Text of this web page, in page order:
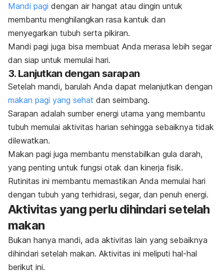
Mandi pagi dengan air hangat atau dingin untuk
membantu menghilangkan rasa kantuk dan
menyegarkan tubuh serta pikiran.
Mandi pagi juga bisa membuat Anda merasa lebih segar
dan siap untuk memulai hari.
3. Lanjutkan dengan sarapan
Setelah mandi, barulah Anda dapat melanjutkan dengan
makan pagi yang sehat dan seimbang.
Sarapan adalah sumber energi utama yang membantu
tubuh memulai aktivitas harian sehingga sebaiknya tidak
dilewatkan.
Makan pagi juga membantu menstabilkan gula darah,
yang penting untuk fungsi otak dan kinerja fisik.
Rutinitas ini membantu memastikan Anda memulai hari
dengan tubuh yang terhidrasi, segar, dan penuh energi.
Aktivitas yang perlu dihindari setelah
makan
Bukan hanya mandi, ada aktivitas lain yang sebaiknya
dihindari setelah makan. Aktivitas ini meliputi hal-hal
berikut ini.